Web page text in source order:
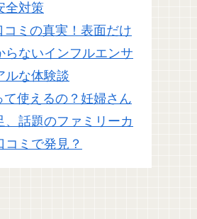
全対策
コミの真実！表面だけ
らないインフルエンサ
ルな体験談
て使えるの？妊婦さん
、話題のファミリーカ
コミで発見？